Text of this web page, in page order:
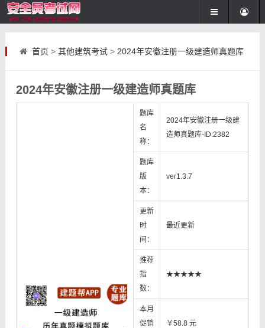
首页 > 其他建筑考试> 2024年安徽注册一级建造师真题库
2024年安徽注册一级建造师真题库
题库
名
称：
2024年安徽注册一级建
造师真题库-ID:2382
题库
版
本：
ver1.3.7
更新
时
间：
最近更新
推荐
指
数：
★★★★★
本月
促销
￥58.8 元